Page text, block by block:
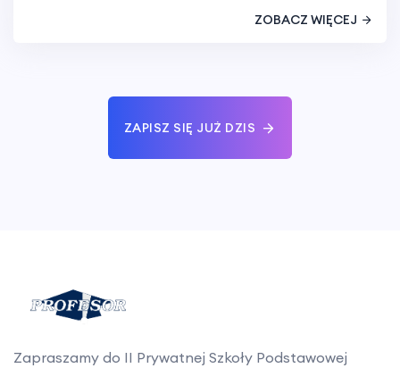
ZOBACZ WIĘCEJ
ZAPISZ SIĘ JUŻ DZIS
Zapraszamy do II Prywatnej Szkoły Podstawowej